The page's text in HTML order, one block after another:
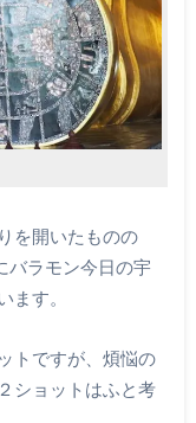
を開いたものの
バラモン今日の宇
ます。
トですが、煩悩の
ショットはふと考